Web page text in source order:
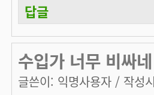
답글
수입가 너무 비싸네
글쓴이: 익명사용자 / 작성